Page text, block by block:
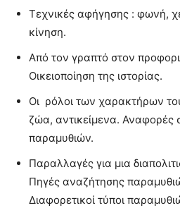
Τεχνικές αφήγησης : φωνή,
κίνηση.
Από τον γραπτό στον
Οικειοποίηση της ιστορίας.
Οι ρόλοι των χαρακτήρων
ζώα, αντικείμενα. Αναφορές
παραμυθιών.
Παραλλαγές για μια
Πηγές αναζήτησης
Διαφορετικοί τύποι